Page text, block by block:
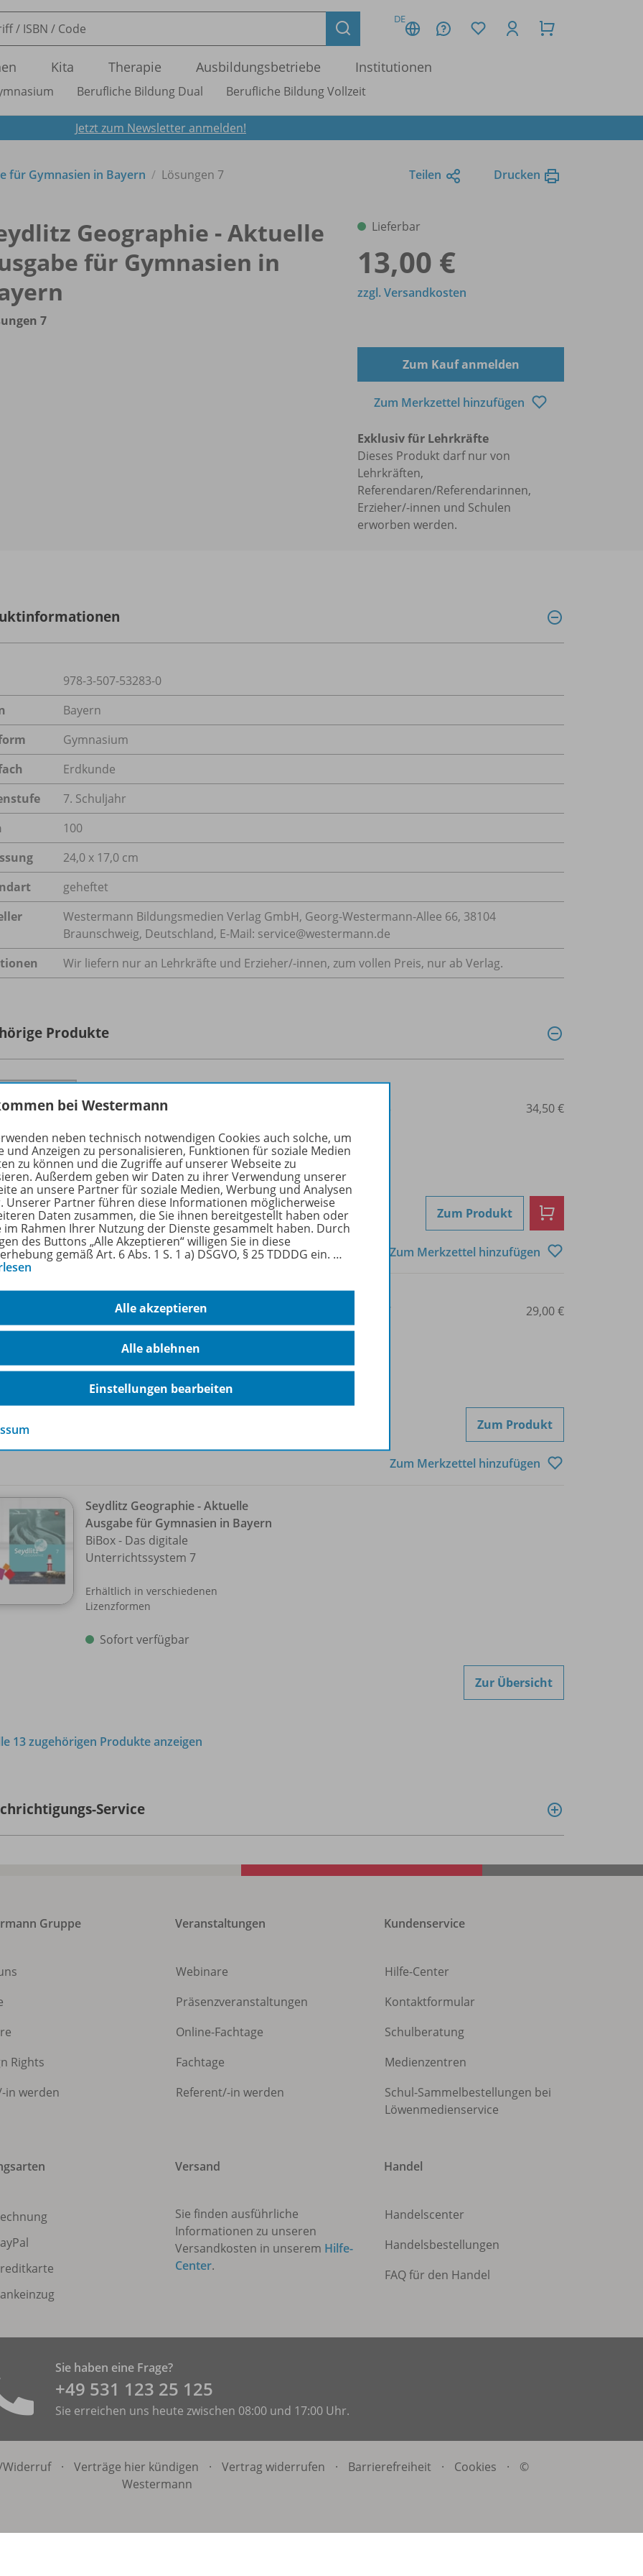
DE
Kita Therapie Ausbildungsbetriebe Institutionen
Berufliche Bildung Dual Berufliche Bildung Vollzeit
Jetzt zum Newsletter anmelden!
für Gymnasien in Bayern Lösungen 7 Teilen Drucken
Geographie - Aktuelle
für Gymnasien in
7
Lieferbar
13,00 €
zzgl. Versandkosten
Zum Kauf anmelden
Zum Merkzettel hinzufügen
Exklusiv für Lehrkräfte
Dieses Produkt darf nur von
Lehrkräften,
Referendaren/Referendarinnen,
Erzieher/-innen und Schulen
erworben werden.
978-3-507-53283-0
Bayern
Gymnasium
Erdkunde
7. Schuljahr
100
24,0 x 17,0 cm
geheftet
Westermann Bildungsmedien Verlag GmbH, Georg-Westermann-Allee 66, 38104
Braunschweig, Deutschland, E-Mail: service@westermann.de
Wir liefern nur an Lehrkräfte und Erzieher/-innen, zum vollen Preis, nur ab Verlag.
Produkte
Ausgabe für Gymnasien in Bayern
Lieferbar
Ergänzende Digitalprodukte erhältlich
34,50 €
Zum Produkt
Zum Merkzettel hinzufügen
Seydlitz Geographie - Aktuelle
Ausgabe für Gymnasien in Bayern
Kopiervorlagen 7
Lieferbar
978-3-507-53284-7 29,00 €
Zum Produkt
Zum Merkzettel hinzufügen
Seydlitz Geographie - Aktuelle
Ausgabe für Gymnasien in Bayern
BiBox - Das digitale
Unterrichtssystem 7
Erhältlich in verschiedenen
Lizenzformen
Sofort verfügbar
Zur Übersicht
13 zugehörigen Produkte anzeigen
Service
Gruppe
Rights
-in werden
Veranstaltungen
Webinare
Präsenzveranstaltungen
Online-Fachtage
Fachtage
Referent/-in werden
Kundenservice
Hilfe-Center
Kontaktformular
Schulberatung
Medienzentren
Schul-Sammelbestellungen bei
Löwenmedienservice
Versand
Sie finden ausführliche
Informationen zu unseren
Versandkosten in unserem Hilfe-
Center.
Handel
Handelscenter
Handelsbestellungen
FAQ für den Handel
Sie haben eine Frage?
+49 531 ­123 25 125
Sie erreichen uns heute zwischen 08:00 und 17:00 Uhr.
Widerruf · Verträge hier kündigen · Vertrag widerrufen · Barrierefreiheit · Cookies ·
©
Westermann
bei Westermann
neben technisch notwendigen Cookies auch solche, um
und Anzeigen zu personalisieren, Funktionen für soziale Medien
zu können und die Zugriffe auf unserer Webseite zu
Außerdem geben wir Daten zu ihrer Verwendung unserer
an unsere Partner für soziale Medien, Werbung und Analysen
Unserer Partner führen diese Informationen möglicherweise
Daten zusammen, die Sie ihnen bereitgestellt haben oder
im Rahmen Ihrer Nutzung der Dienste gesammelt haben. Durch
des Buttons „Alle Akzeptieren“ willigen Sie in diese
gemäß Art. 6 Abs. 1 S. 1 a) DSGVO, § 25 TDDDG ein. …
Alle akzeptieren
Alle ablehnen
Einstellungen bearbeiten